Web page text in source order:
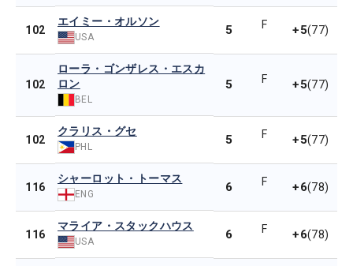
102
エイミー・オルソン
USA 5 F +5(77)
102
ローラ・ゴンザレス・エスカ
ロン
BEL
5 F +5(77)
102
クラリス・グセ
PHL 5 F +5(77)
116
シャーロット・トーマス
ENG 6 F +6(78)
116
マライア・スタックハウス
USA 6 F +6(78)